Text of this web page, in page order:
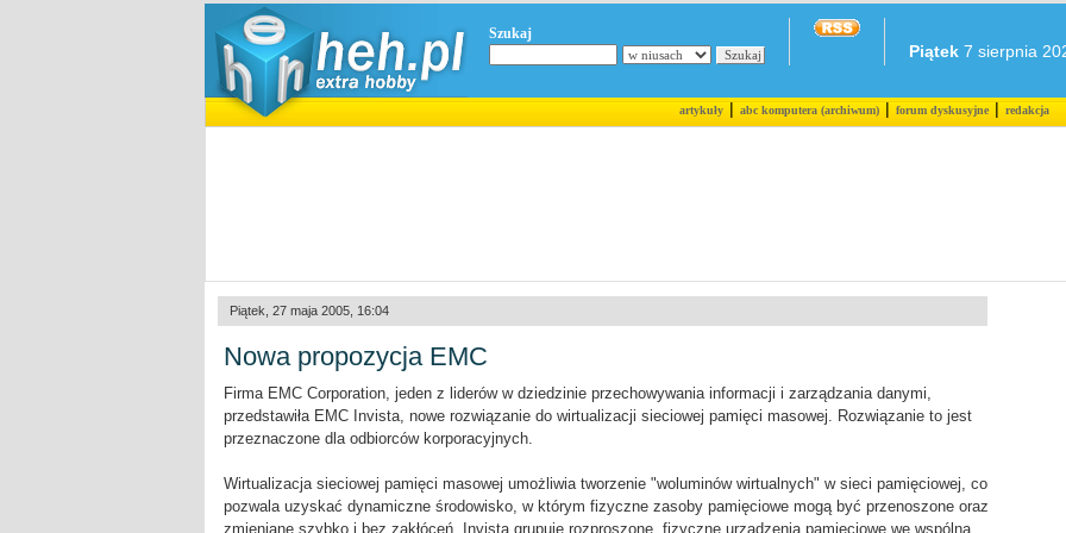
Szukaj
Piątek 7 sierpnia
artykuły|abc komputera (archiwum)|forum dyskusyjne|redakcja
Piątek, 27 maja 2005, 16:04
Nowa propozycja EMC
Firma EMC Corporation, jeden z liderów w dziedzinie przechowywania informacji i zarządzania danymi,
przedstawiła EMC Invista, nowe rozwiązanie do wirtualizacji sieciowej pamięci masowej. Rozwiązanie to jest
przeznaczone dla odbiorców korporacyjnych.
Wirtualizacja sieciowej pamięci masowej umożliwia tworzenie "woluminów wirtualnych" w sieci pamięciowej, co
pozwala uzyskać dynamiczne środowisko, w którym fizyczne zasoby pamięciowe mogą być przenoszone oraz
zmieniane szybko i bez zakłóceń. Invista grupuje rozproszone, fizyczne urządzenia pamięciowe we wspólną